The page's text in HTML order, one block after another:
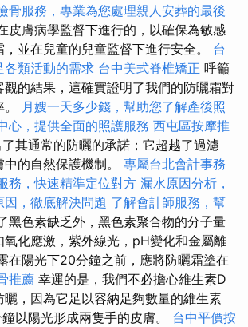
骨服務，專業為您處理親人安葬的最後
皮膚病學監督下進行的，以確保為敏感
並在兒童的兒童監督下進行安全。 台
各類活動的需求 台中美式脊椎矯正 呼籲
的結果，這確實證明了我們的防曬霜對
月嫂一天多少錢，幫助您了解產後照
心，提供全面的照護服務 西屯區按摩推
其通常的防曬的承諾；它超越了過濾
的自然保護機制。 專屬台北會計事務
務，快速精準定位對方 漏水原因分析，
，徹底解決問題 了解會計師服務，幫
黑色素缺乏外，黑色素聚合物的分子量
氧化應激，紫外線光，pH變化和金屬離
在陽光下20分鐘之前，應將防曬霜塗在
推薦 幸運的是，我們不必擔心維生素D
，因為它足以容納足夠數量的維生素
以陽光形成兩隻手的皮膚。 台中平價按